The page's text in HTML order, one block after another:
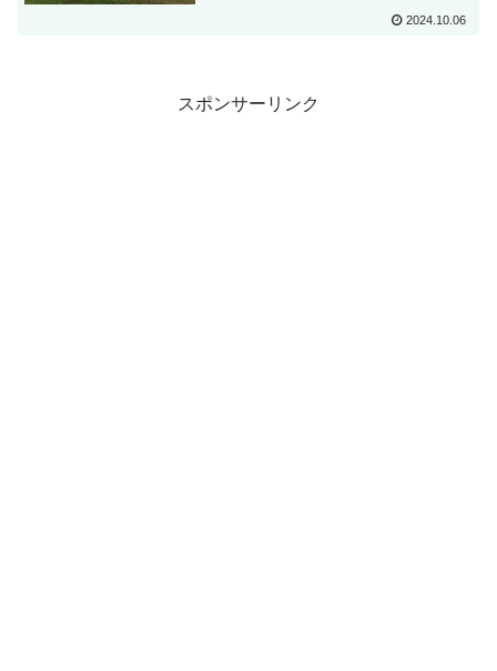
2024.10.06
スポンサーリンク